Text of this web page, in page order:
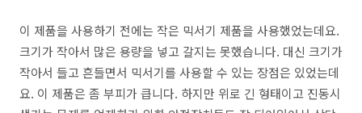
이 제품을 사용하기 전에는 작은 믹서기 제품을 사용했었는데요.
크기가 작아서 많은 용량을 넣고 갈지는 못했습니다. 대신 크기가
작아서 들고 흔들면서 믹서기를 사용할 수 있는 장점은 있었는데
요. 이 제품은 좀 부피가 큽니다. 하지만 위로 긴 형태이고 진동시